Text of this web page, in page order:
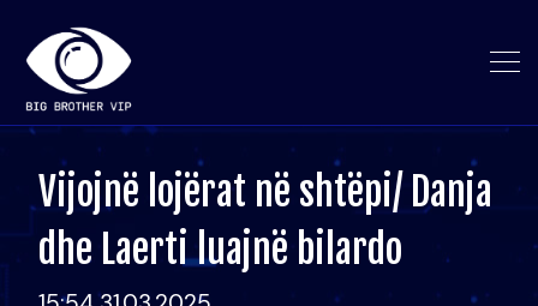
Vijojnë lojërat në shtëpi/ Danja
dhe Laerti luajnë bilardo